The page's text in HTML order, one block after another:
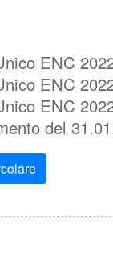
ENC
ENC
ENC
del